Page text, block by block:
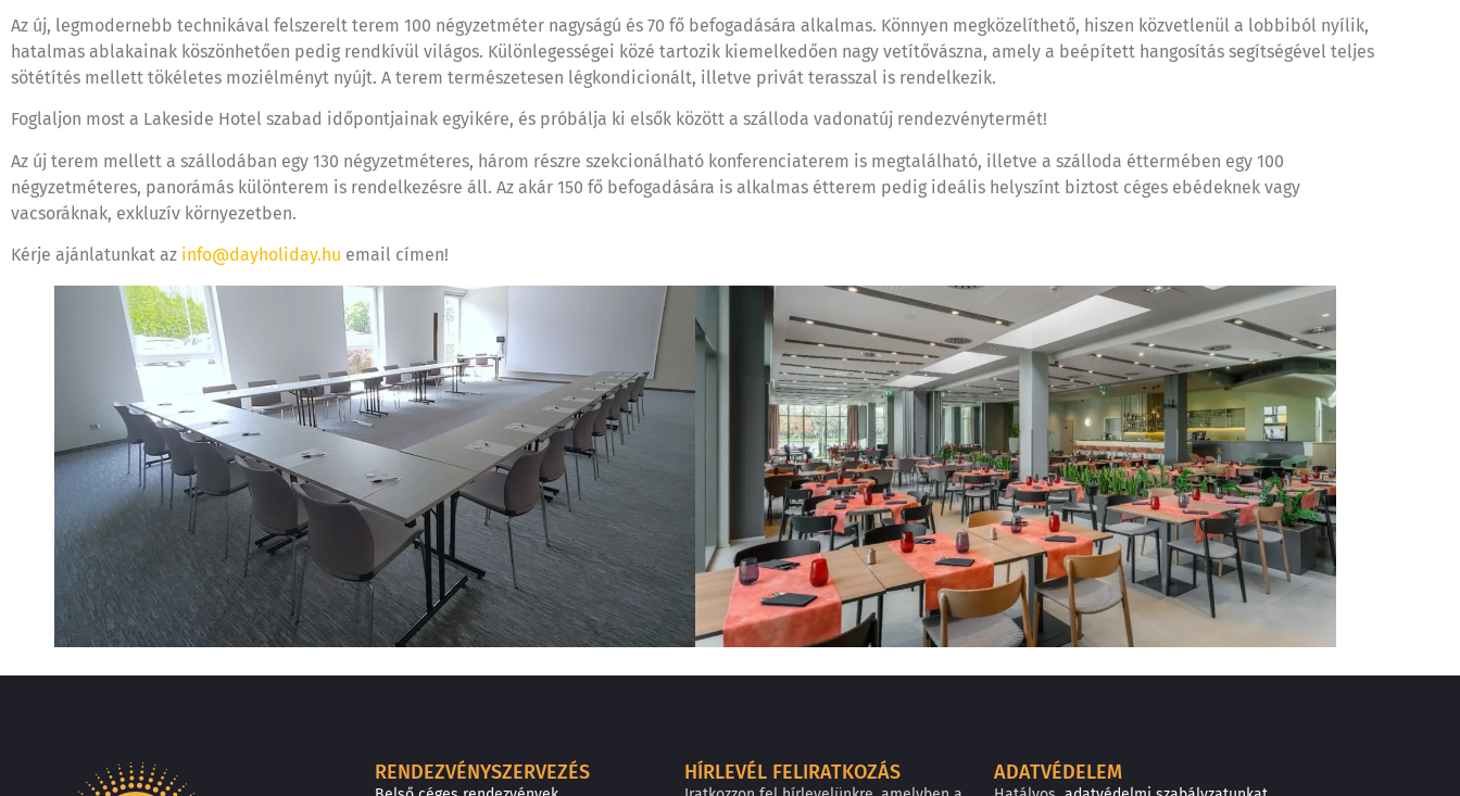
Az új, legmodernebb technikával felszerelt terem 100 négyzetméter nagyságú és 70 fő befogadására alkalmas. Könnyen megközelíthető, hiszen közvetlenül a lobbiból nyílik,
hatalmas ablakainak köszönhetően pedig rendkívül világos. Különlegességei közé tartozik kiemelkedően nagy vetítővászna, amely a beépített hangosítás segítségével teljes
sötétítés mellett tökéletes moziélményt nyújt. A terem természetesen légkondicionált, illetve privát terasszal is rendelkezik.
Foglaljon most a Lakeside Hotel szabad időpontjainak egyikére, és próbálja ki elsők között a szálloda vadonatúj rendezvénytermét!
Az új terem mellett a szállodában egy 130 négyzetméteres, három részre szekcionálható konferenciaterem is megtalálható, illetve a szálloda éttermében egy 100
négyzetméteres, panorámás különterem is rendelkezésre áll. Az akár 150 fő befogadására is alkalmas étterem pedig ideális helyszínt biztost céges ebédeknek vagy
vacsoráknak, exkluzív környezetben.
Kérje ajánlatunkat az info@dayholiday.hu email címen!
RENDEZVÉNYSZERVEZÉS HÍRLEVÉL FELIRATKOZÁS ADATVÉDELEM